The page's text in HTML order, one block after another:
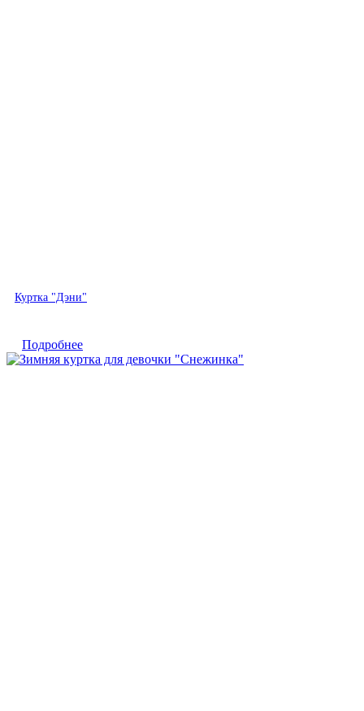
Куртка "Дэни"
Подробнее